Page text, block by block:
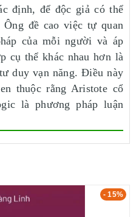
định, để độc giả có thể
đề cao việc tự quan
của mỗi người và áp
cụ thể khác nhau hơn là
duy vạn năng. Điều này
thuộc rằng Aristote cổ
là phương pháp luận
- 15%